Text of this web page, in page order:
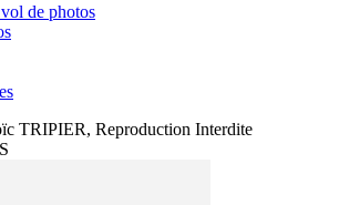
de photos
TRIPIER, Reproduction Interdite